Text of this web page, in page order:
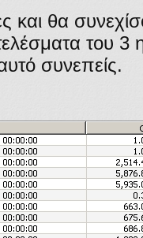
και θα
του
συνεπείς.